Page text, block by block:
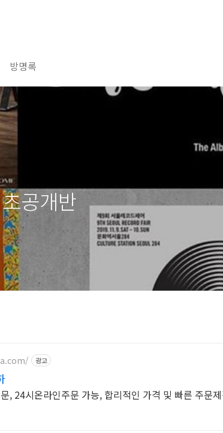
방명록
공개반
광고
, 24시온라인주문 가능, 합리적인 가격 및 빠른 주문